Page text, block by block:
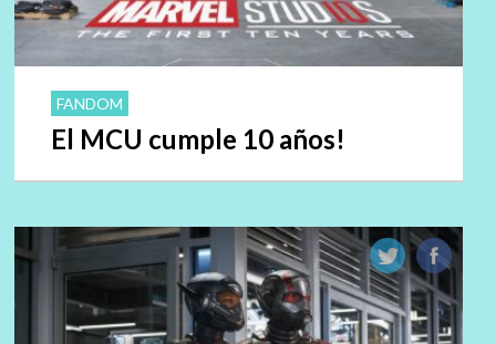
FANDOM
El MCU cumple 10 años!